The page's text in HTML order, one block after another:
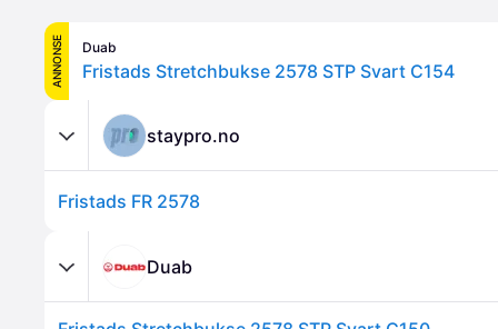
ANNONSE Duab
Fristads Stretchbukse 2578 STP Svart C154
staypro.no
Fristads FR 2578
Duab